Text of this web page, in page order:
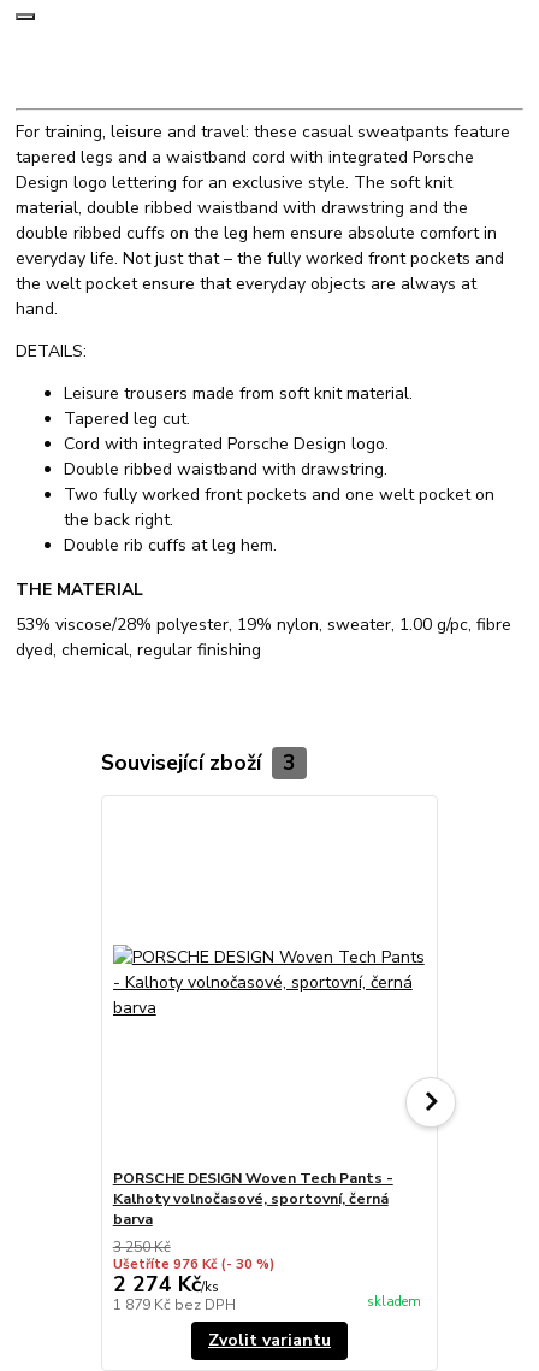
For training, leisure and travel: these casual sweatpants feature
tapered legs and a waistband cord with integrated Porsche
Design logo lettering for an exclusive style. The soft knit
material, double ribbed waistband with drawstring and the
double ribbed cuffs on the leg hem ensure absolute comfort in
everyday life. Not just that – the fully worked front pockets and
the welt pocket ensure that everyday objects are always at
hand.
DETAILS:
Leisure trousers made from soft knit material.
Tapered leg cut.
Cord with integrated Porsche Design logo.
Double ribbed waistband with drawstring.
Two fully worked front pockets and one welt pocket on
the back right.
Double rib cuffs at leg hem.
THE MATERIAL
53% viscose/28% polyester, 19% nylon, sweater, 1.00 g/pc, fibre
dyed, chemical, regular finishing
Související zboží 3
PORSCHE DESIGN Woven Tech Pants -
Kalhoty volnočasové, sportovní, černá
barva
3 250 Kč
Ušetříte 976 Kč (- 30 %)
2 274 Kč/ks
1 879 Kč bez DPH skladem
Zvolit variantu